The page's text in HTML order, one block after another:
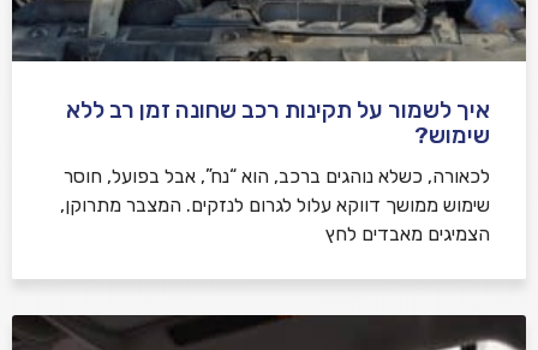
איך לשמור על תקינות רכב שחונה זמן רב ללא
שימוש?
לכאורה, כשלא נוהגים ברכב, הוא “נח”, אבל בפועל, חוסר
שימוש ממושך דווקא עלול לגרום לנזקים. המצבר מתרוקן,
הצמיגים מאבדים לחץ